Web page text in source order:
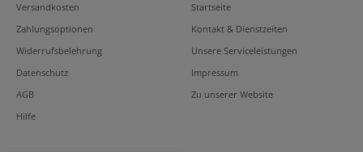
Versandkosten
Zahlungsoptionen
Widerrufsbelehrung
Datenschutz
AGB
Hilfe
Startseite
Kontakt & Dienstzeiten
Unsere Serviceleistungen
Impressum
Zu unserer Website